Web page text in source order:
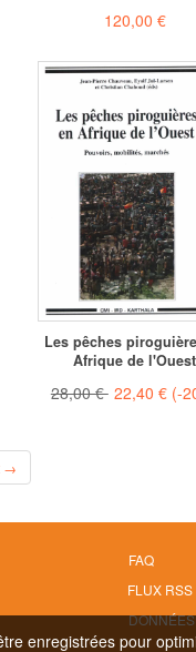
enregistrées pour
120,00 €
Les pêches
Afrique de l'Ouest
28,00 € 22,40 € (-
→
FAQ
FLUX RSS